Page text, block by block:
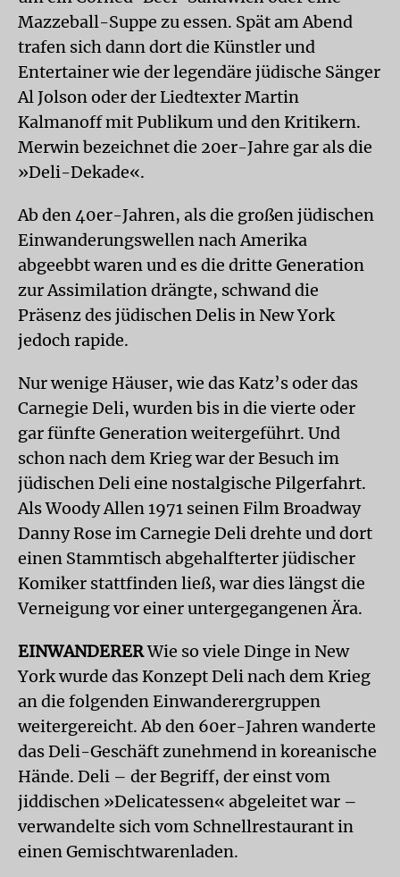
Mazzeball-Suppe zu essen. Spät am Abend
trafen sich dann dort die Künstler und
Entertainer wie der legendäre jüdische Sänger
Al Jolson oder der Liedtexter Martin
Kalmanoff mit Publikum und den Kritikern.
Merwin bezeichnet die 20er-Jahre gar als die
»Deli-Dekade«.
Ab den 40er-Jahren, als die großen jüdischen
Einwanderungswellen nach Amerika
abgeebbt waren und es die dritte Generation
zur Assimilation drängte, schwand die
Präsenz des jüdischen Delis in New York
jedoch rapide.
Nur wenige Häuser, wie das Katz’s oder das
Carnegie Deli, wurden bis in die vierte oder
gar fünfte Generation weitergeführt. Und
schon nach dem Krieg war der Besuch im
jüdischen Deli eine nostalgische Pilgerfahrt.
Als Woody Allen 1971 seinen Film Broadway
Danny Rose im Carnegie Deli drehte und dort
einen Stammtisch abgehalfterter jüdischer
Komiker stattfinden ließ, war dies längst die
Verneigung vor einer untergegangenen Ära.
EINWANDERERWie so viele Dinge in New
York wurde das Konzept Deli nach dem Krieg
an die folgenden Einwanderergruppen
weitergereicht. Ab den 60er-Jahren wanderte
das Deli-Geschäft zunehmend in koreanische
Hände. Deli – der Begriff, der einst vom
jiddischen »Delicatessen« abgeleitet war –
verwandelte sich vom Schnellrestaurant in
einen Gemischtwarenladen.